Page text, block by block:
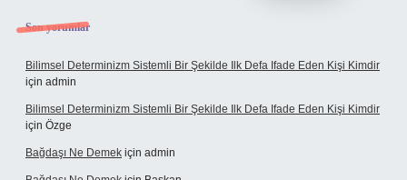
Son yorumlar
Bilimsel Determinizm Sistemli Bir Şekilde Ilk Defa Ifade Eden Kişi Kimdir
için admin
Bilimsel Determinizm Sistemli Bir Şekilde Ilk Defa Ifade Eden Kişi Kimdir
için Özge
Bağdaşı Ne Demek için admin